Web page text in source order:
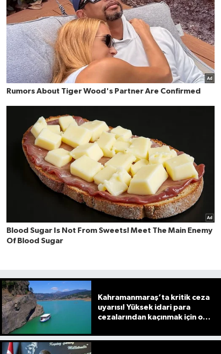
Kahramanmaraş’ta kritik ceza
uyarısı! Yüksek idari para
cezalarından kaçınmak için o